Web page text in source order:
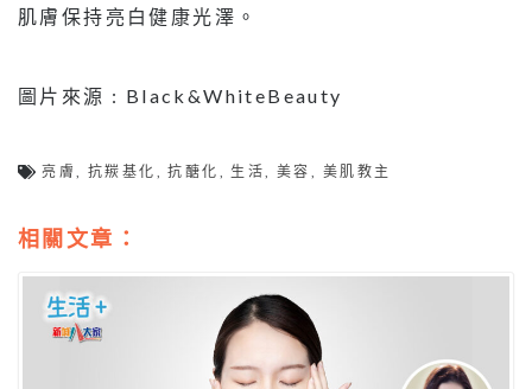
肌膚保持亮白健康光澤。
圖片來源 : Black&WhiteBeauty
亮膚,抗羰基化 ,抗醣化 , 生活,美容 , 美肌教主
相關文章：